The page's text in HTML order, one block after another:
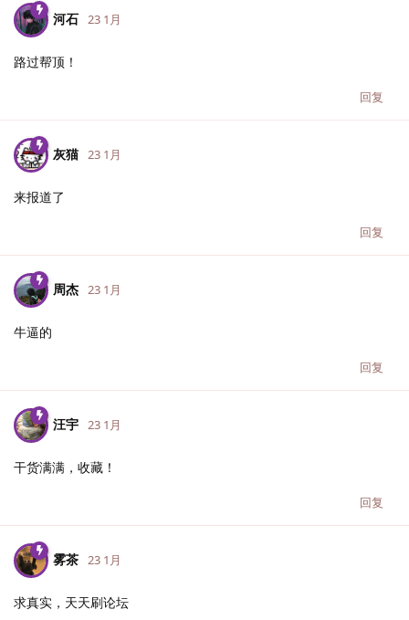
河石 23 1月
路过帮顶！
回复
灰猫 23 1月
来报道了
回复
周杰 23 1月
牛逼的
回复
汪宇 23 1月
干货满满，收藏！
回复
雾茶 23 1月
求真实，天天刷论坛